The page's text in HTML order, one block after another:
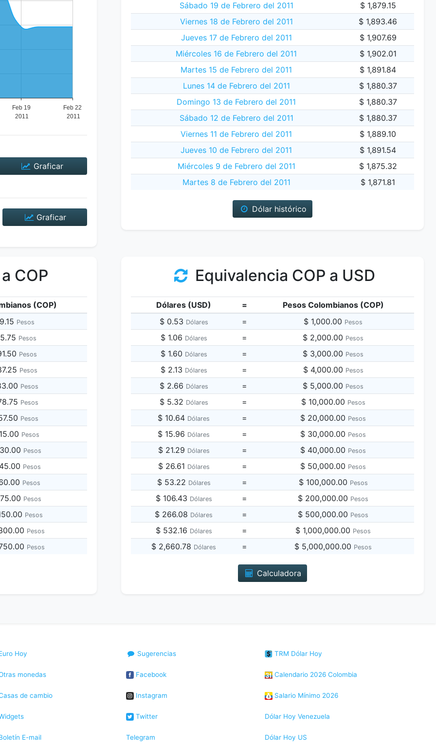
Graficar
Graficar
Sábado 19 de Febrero del 2011
$ 1,879.15
Viernes 18 de Febrero del 2011
$ 1,893.46
Jueves 17 de Febrero del 2011
$ 1,907.69
Miércoles 16 de Febrero del 2011
$ 1,902.01
Martes 15 de Febrero del 2011
$ 1,891.84
Lunes 14 de Febrero del 2011
$ 1,880.37
Domingo 13 de Febrero del 2011
$ 1,880.37
Sábado 12 de Febrero del 2011
$ 1,880.37
Viernes 11 de Febrero del 2011
$ 1,889.10
Jueves 10 de Febrero del 2011
$ 1,891.54
Miércoles 9 de Febrero del 2011
$ 1,875.32
Martes 8 de Febrero del 2011
$ 1,871.81
Dólar histórico
COP
(COP)
Pesos
Pesos
Pesos
Pesos
Pesos
Pesos
Pesos
Pesos
Pesos
Pesos
Pesos
Pesos
Pesos
Pesos
Pesos
Equivalencia COP a USD
Dólares (USD) =
Pesos Colombianos (COP)
$ 0.53 Dólares = $ 1,000.00 Pesos
$ 1.06 Dólares = $ 2,000.00 Pesos
$ 1.60 Dólares = $ 3,000.00 Pesos
$ 2.13 Dólares = $ 4,000.00 Pesos
$ 2.66 Dólares = $ 5,000.00 Pesos
$ 5.32 Dólares = $ 10,000.00 Pesos
$ 10.64 Dólares = $ 20,000.00 Pesos
$ 15.96 Dólares = $ 30,000.00 Pesos
$ 21.29 Dólares = $ 40,000.00 Pesos
$ 26.61 Dólares = $ 50,000.00 Pesos
$ 53.22 Dólares = $ 100,000.00 Pesos
$ 106.43 Dólares = $ 200,000.00 Pesos
$ 266.08 Dólares = $ 500,000.00 Pesos
$ 532.16 Dólares = $ 1,000,000.00 Pesos
$ 2,660.78 Dólares = $ 5,000,000.00 Pesos
Calculadora
Hoy
monedas
de cambio
E-mail
Sugerencias
Facebook
Instagram
Twitter
Telegram
TRM Dólar Hoy
Calendario 2026 Colombia
Salario Mínimo 2026
Dólar Hoy Venezuela
Dólar Hoy US